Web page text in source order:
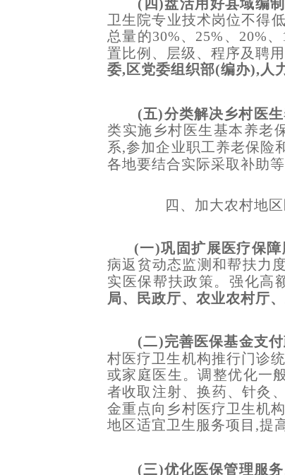
(四)盘活用好县域编制
卫生院专业技术岗位不得
总量的30%、25%、20%
置比例、层级、程序及聘
委,区党委组织部(编办),人
(五)分类解决乡村医
类实施乡村医生基本养老
系,参加企业职工养老保险
各地要结合实际采取补助
四、加大农村地
(一)巩固扩展医疗保障
病返贫动态监测和帮扶力
实医保帮扶政策。强化高
局、民政厅、农业农村厅
(二)完善医保基金支付
村医疗卫生机构推行门诊
或家庭医生。调整优化一
者收取注射、换药、针灸
金重点向乡村医疗卫生机
地区适宜卫生服务项目,提
(三)优化医保管理服务